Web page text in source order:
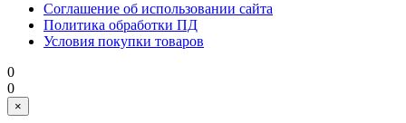
Соглашение об использовании сайта
Политика обработки ПД
Условия покупки товаров
0
0
×